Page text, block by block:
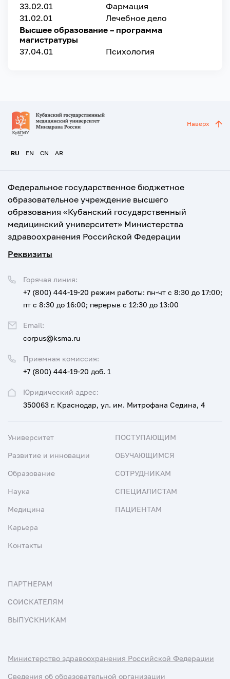
33.02.01
Фармация
31.02.01
Лечебное дело
Высшее образование – программа
магистратуры
37.04.01
Психология
RU EN CN AR
Наверх
Федеральное государственное бюджетное
образовательное учреждение высшего
образования «Кубанский государственный
медицинский университет» Министерства
здравоохранения Российской Федерации
Реквизиты
Юридический адрес:
350063 г. Краснодар, ул. им. Митрофана Седина, 4
Приемная комиссия:
+7 (800) 444-19-20 доб. 1
Горячая линия:
+7 (800) 444-19-20 режим работы: пн-чт с 8:30 до 17:00;
пт с 8:30 до 16:00; перерыв с 12:30 до 13:00
Email:
corpus@ksma.ru
Университет
Развитие и инновации
Образование
Наука
Медицина
Карьера
Контакты
ПОСТУПАЮЩИМ
ОБУЧАЮЩИМСЯ
СОТРУДНИКАМ
СПЕЦИАЛИСТАМ
ПАЦИЕНТАМ
ПАРТНЕРАМ
СОИСКАТЕЛЯМ
ВЫПУСКНИКАМ
Министерство здравоохранения Российской Федерации
Сведения об образовательной организации